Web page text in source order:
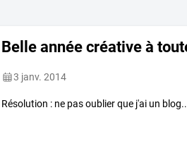
Belle année créative à
3 janv. 2014
Résolution : ne pas oublier que j'ai un